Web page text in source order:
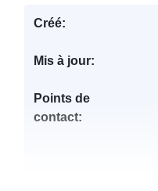
Créé:
Mis à jour:
Points de
contact: